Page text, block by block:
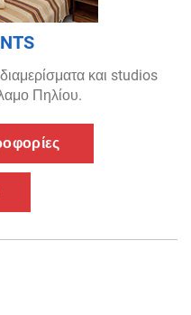
και studios
Πηλίου.